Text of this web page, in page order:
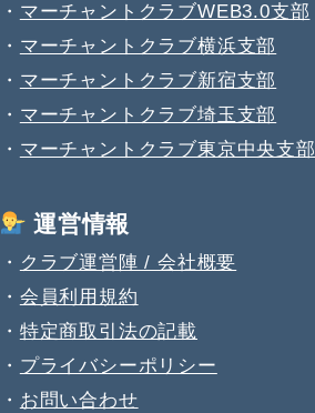
・ マーチャントクラブWEB3.0支部
・ マーチャントクラブ横浜支部
・ マーチャントクラブ新宿支部
・ マーチャントクラブ埼玉支部
・ マーチャントクラブ東京中央支部
運営情報
・ クラブ運営陣 / 会社概要
・ 会員利用規約
・ 特定商取引法の記載
・ プライバシーポリシー
・ お問い合わせ